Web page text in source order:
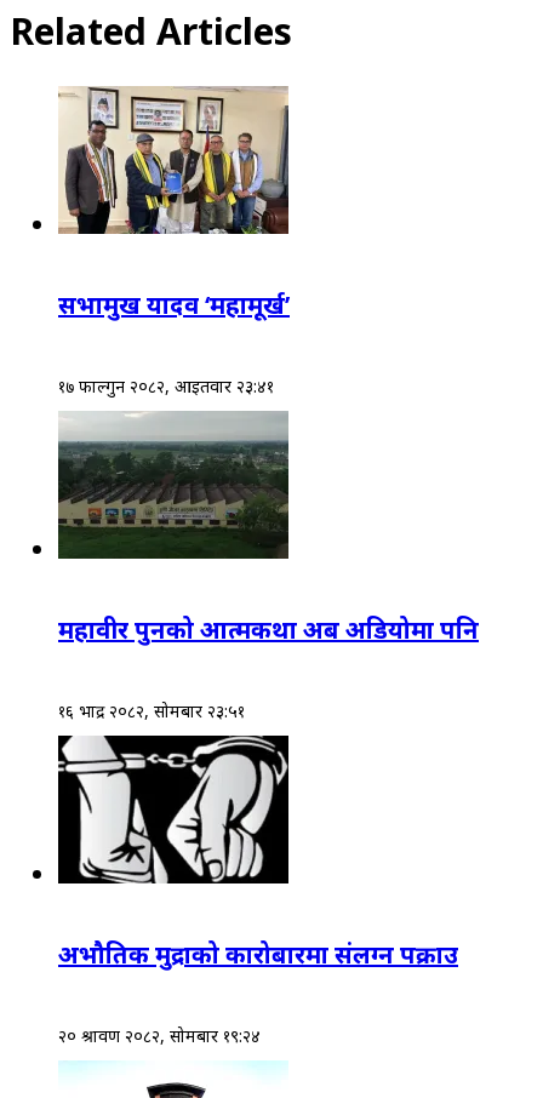
Related Articles
सभामुख यादव ‘महामूर्ख’
१७ फाल्गुन २०८२, आईतवार २३:४१
महावीर पुनको आत्मकथा अब अडियोमा पनि
१६ भाद्र २०८२, सोमबार २३:५१
अभौतिक मुद्राको कारोबारमा संलग्न पक्राउ
२० श्रावण २०८२, सोमबार १९:२४